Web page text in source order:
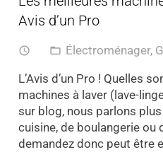
Avis d’un Pro
access_time folder_open Électroménager,
L’Avis d’un Pro ! Quelles
machines à laver (lave-
sur blog, nous parlons
cuisine, de boulangerie ou
demandez donc peut être